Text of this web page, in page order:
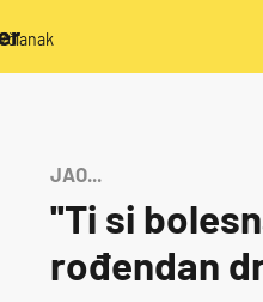
/članak
JAO...
''Ti si
rođendan